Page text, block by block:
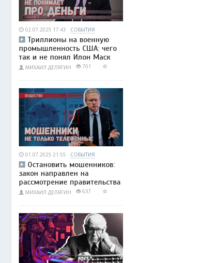
02.07.2025 17:43 СОБЫТИЯ
Триллионы на военную
промышленность США: чего
так и не понял Илон Маск
МИХАИЛ ДЕЛЯГИН 701
01.07.2025 21:55 СОБЫТИЯ
Остановить мошенников:
закон направлен на
рассмотрение правительства
МИХАИЛ ДЕЛЯГИН 637